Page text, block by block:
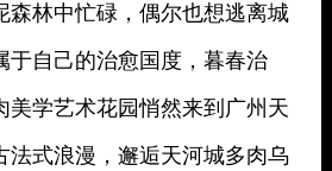
森林中忙碌，偶尔也想逃离城
于自己的治愈国度，暮春治
美学艺术花园悄然来到广州天
法式浪漫，邂逅天河城多肉乌